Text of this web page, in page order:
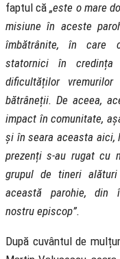
faptul că„este o mare
misiune în aceste
îmbătrânite, în care
statornici în
dificultăților
bătrâneții. De aceea,
impact în comunitate,
și în seara aceasta aici,
prezenți s-au rugat cu
grupul de tineri
această parohie, din
nostru episcop”.
După cuvântul de